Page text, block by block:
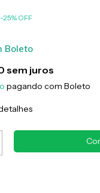
-25% OFF
Boleto
sem juros
pagando com Boleto